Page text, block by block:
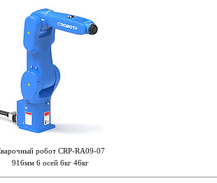
робот CRP-RA09-07
916мм 6 осей 6кг 46кг